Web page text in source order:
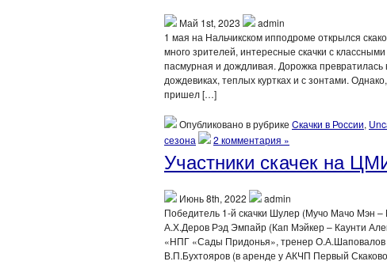
Май 1st, 2023
admin
1 мая на Нальчикском ипподроме открылся
много зрителей, интересные скачки с
пасмурная и дождливая. Дорожка
дождевиках, теплых куртках и с зонтами.
пришел […]
Опубликовано в рубрике Cкачки в России,
сезона
2 комментария »
Участники скачек на
Июнь 8th, 2022
admin
Победитель 1-й скачки Шулер (Мучо Мачо Мэн
А.Х.Деров Рэд Эмпайр (Кап Мэйкер – Каунти
«НПГ «Сады Придонья», тренер О.А.Шаповалов
В.П.Бухтояров (в аренде у АКЧП Первый